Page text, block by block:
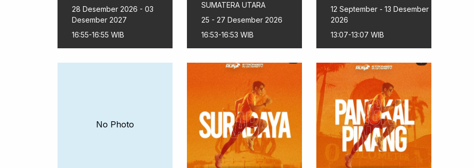
28 Desember 2026 - 03
Desember 2027
16:55-16:55 WIB
SUMATERA UTARA
25 - 27 Desember 2026
16:53-16:53 WIB
12 September - 13 Desember
2026
13:07-13:07 WIB
No Photo